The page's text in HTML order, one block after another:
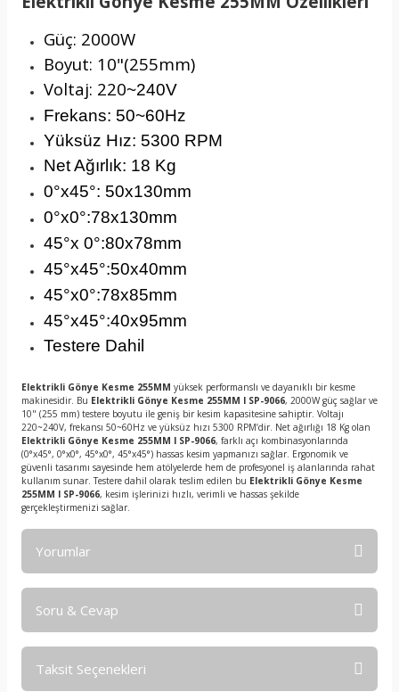
Güç: 2000W
Boyut: 10"(255mm)
Voltaj: 220~240V
Frekans: 50~60Hz
Yüksüz Hız: 5300 RPM
Net Ağırlık: 18 Kg
0°x45°: 50x130mm
0°x0°:78x130mm
45°x 0°:80x78mm
45°x45°:50x40mm
45°x0°:78x85mm
45°x45°:40x95mm
Testere Dahil
Elektrikli Gönye Kesme 255MM yüksek performanslı ve dayanıklı bir kesme
makinesidir. Bu Elektrikli Gönye Kesme 255MM I SP-9066, 2000W güç sağlar ve
10" (255 mm) testere boyutu ile geniş bir kesim kapasitesine sahiptir. Voltajı
220~240V, frekansı 50~60Hz ve yüksüz hızı 5300 RPM’dir. Net ağırlığı 18 Kg olan
Elektrikli Gönye Kesme 255MM I SP-9066, farklı açı kombinasyonlarında
(0°x45°, 0°x0°, 45°x0°, 45°x45°) hassas kesim yapmanızı sağlar. Ergonomik ve
güvenli tasarımı sayesinde hem atölyelerde hem de profesyonel iş alanlarında rahat
kullanım sunar. Testere dahil olarak teslim edilen bu Elektrikli Gönye Kesme
255MM I SP-9066, kesim işlerinizi hızlı, verimli ve hassas şekilde
gerçekleştirmenizi sağlar.
Yorumlar
Soru & Cevap
Ürün hakkında henüz soru sorulmamış.
Taksit Seçenekleri